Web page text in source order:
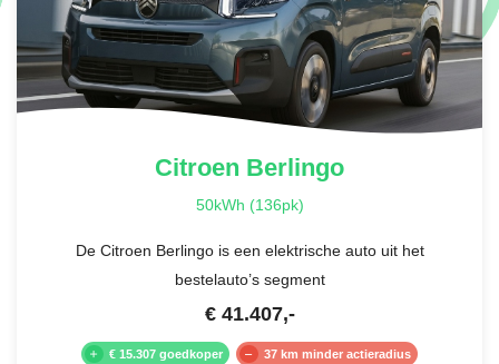
Citroen Berlingo
50kWh (136pk)
De Citroen Berlingo is een elektrische auto uit het
bestelauto’s segment
€ 41.407,-
€ 15.307 goedkoper 37 km minder actieradius